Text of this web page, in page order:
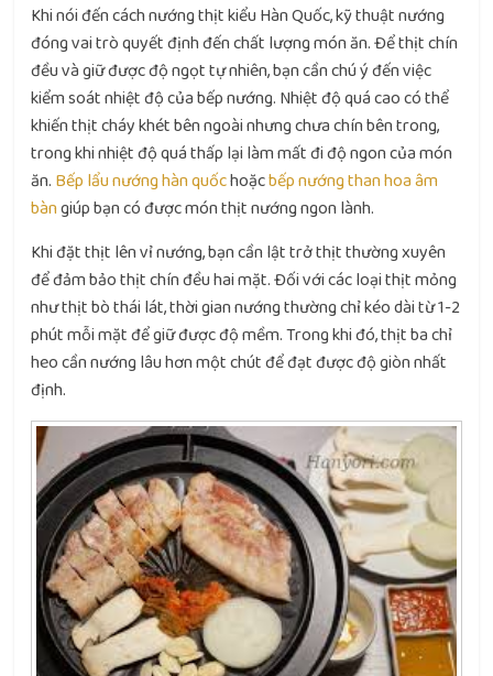
Khi nói đến cách nướng thịt kiểu Hàn Quốc, kỹ thuật nướng
đóng vai trò quyết định đến chất lượng món ăn. Để thịt chín
đều và giữ được độ ngọt tự nhiên, bạn cần chú ý đến việc
kiểm soát nhiệt độ của bếp nướng. Nhiệt độ quá cao có thể
khiến thịt cháy khét bên ngoài nhưng chưa chín bên trong,
trong khi nhiệt độ quá thấp lại làm mất đi độ ngon của món
ăn. Bếp lẩu nướng hàn quốchoặcbếp nướng than hoa âm
bàngiúp bạn có được món thịt nướng ngon lành.
Khi đặt thịt lên vỉ nướng, bạn cần lật trở thịt thường xuyên
để đảm bảo thịt chín đều hai mặt. Đối với các loại thịt mỏng
như thịt bò thái lát, thời gian nướng thường chỉ kéo dài từ 1-2
phút mỗi mặt để giữ được độ mềm. Trong khi đó, thịt ba chỉ
heo cần nướng lâu hơn một chút để đạt được độ giòn nhất
định.